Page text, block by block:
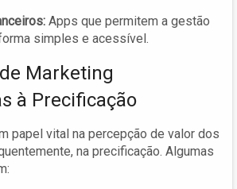
Apps que permitem a gestão
simples e acessível.
Marketing
à Precificação
papel vital na percepção de valor dos
na precificação. Algumas